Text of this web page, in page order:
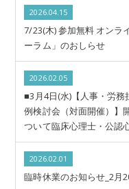
2026.04.15
7/23(木) 参加無料 オンラ
ーラム」のおしらせ
2026.02.05
■3月4日(水)【人事・労
例検討会（対面開催）】
ついて臨床心理士・公認
2026.02.01
臨時休業のお知らせ_2月